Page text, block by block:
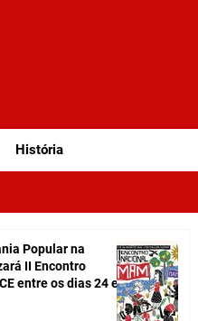
História
Popular na
II Encontro
entre os dias 24 e